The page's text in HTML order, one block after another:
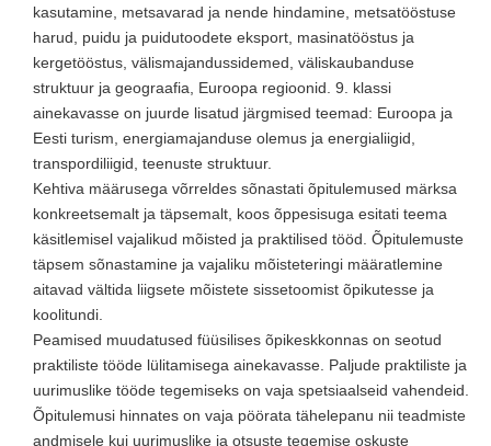
kasutamine, metsavarad ja nende hindamine, metsatööstuse
harud, puidu ja puidutoodete eksport, masinatööstus ja
kergetööstus, välismajandussidemed, väliskaubanduse
struktuur ja geograafia, Euroopa regioonid. 9. klassi
ainekavasse on juurde lisatud järgmised teemad: Euroopa ja
Eesti turism, energiamajanduse olemus ja energialiigid,
transpordiliigid, teenuste struktuur.
Kehtiva määrusega võrreldes sõnastati õpitulemused märksa
konkreetsemalt ja täpsemalt, koos õppesisuga esitati teema
käsitlemisel vajalikud mõisted ja praktilised tööd. Õpitulemuste
täpsem sõnastamine ja vajaliku mõisteteringi määratlemine
aitavad vältida liigsete mõistete sissetoomist õpikutesse ja
koolitundi.
Peamised muudatused füüsilises õpikeskkonnas on seotud
praktiliste tööde lülitamisega ainekavasse. Paljude praktiliste ja
uurimuslike tööde tegemiseks on vaja spetsiaalseid vahendeid.
Õpitulemusi hinnates on vaja pöörata tähelepanu nii teadmiste
andmisele kui uurimuslike ja otsuste tegemise oskuste